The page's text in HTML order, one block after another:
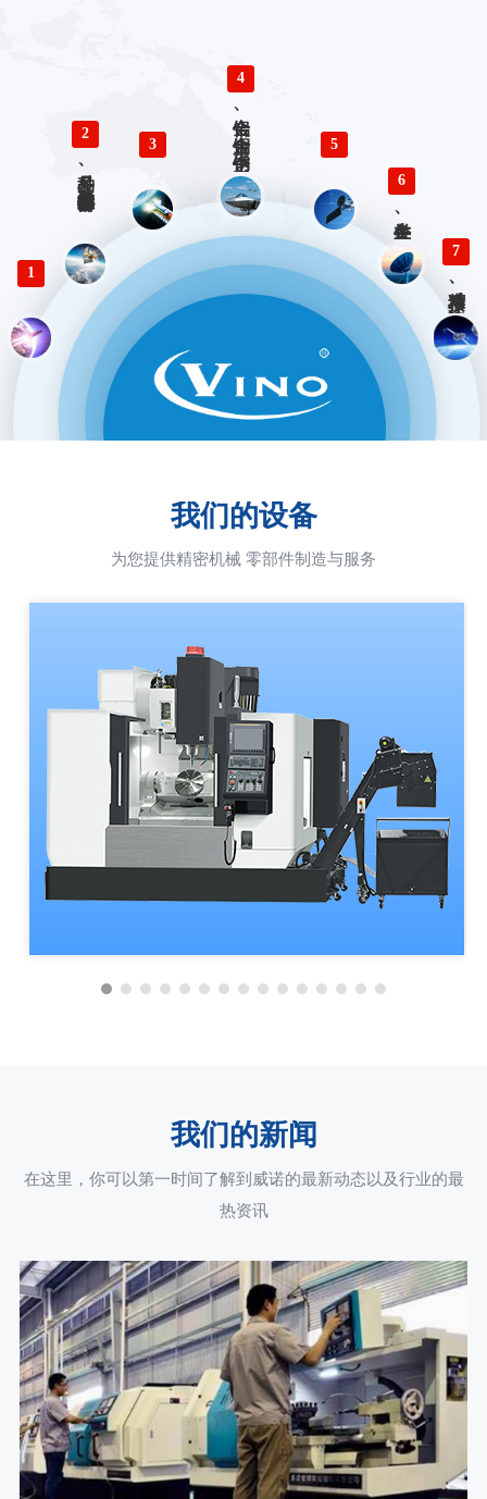
1
2
多品种、小批量精密仪器零部件加工
3
4
铝合金、铜合金、不锈钢、钛合金零件精密加工 5
6
各类生产、检验工装设计与制造
7
精准对接、快速响应 优势服务
我们的设备
为您提供精密机械 零部件制造与服务
我们的新闻
在这里，你可以第一时间了解到威诺的最新动态以及行业的最
热资讯